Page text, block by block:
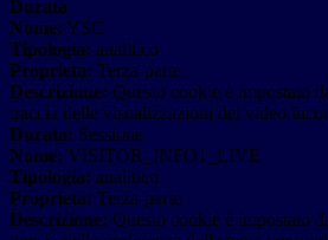
Durata
Nome: YSC
Tipologia: analitico
Proprieta: Terza-parte
Descrizione: Questo cookie è impostato
traccia delle visualizzazioni dei video
Durata: Sessione
Nome: VISITOR_INFO1_LIVE
Tipologia: analitico
Proprieta: Terza-parte
Descrizione: Questo cookie è impostato